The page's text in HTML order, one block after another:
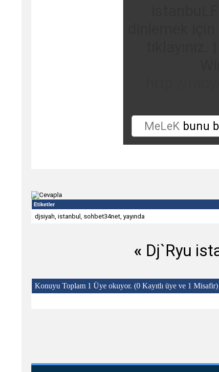
MeLeKbunu
Etiketler
djsiyah, istanbul , sohbet34net, yayında
« Dj`Ryu
Konuyu Toplam 1 Üye okuyor. (0 Kayıtlı üye ve 1 Misafir)